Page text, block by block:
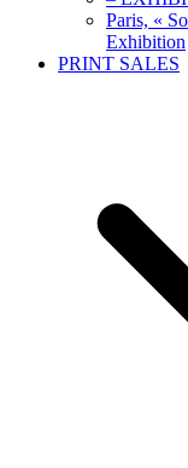
Paris, «
Exhibition
PRINT SALES